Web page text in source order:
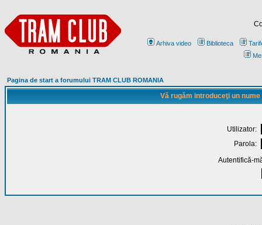
Arhiva video Biblioteca
Pagina de start a forumului TRAM CLUB ROMANIA
Vă rugăm introduceţi un
Utilizator:
Parola:
Autentifică-